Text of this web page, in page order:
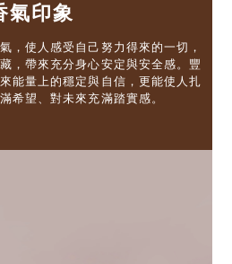
氣印象
，使人感受自己努力得來的一切，
，帶來充分身心安定與安全感。豐
能量上的穩定與自信，更能使人扎
希望、對未來充滿踏實感。